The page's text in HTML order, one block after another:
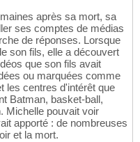
après sa mort, sa
ses comptes de médias
de réponses. Lorsque
son fils, elle a découvert
que son fils avait
ou marquées comme
les centres d'intérêt que
Batman, basket-ball,
Michelle pouvait voir
apporté : de nombreuses
et la mort.